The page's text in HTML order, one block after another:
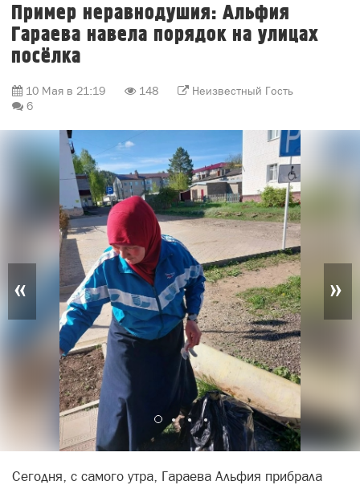
Пример неравнодушия: Альфия
Гараева навела порядок на улицах
посёлка
10 Мая в 21:19 148
Неизвестный Гость
6
« »
Сегодня, с самого утра, Гараева Альфия прибрала